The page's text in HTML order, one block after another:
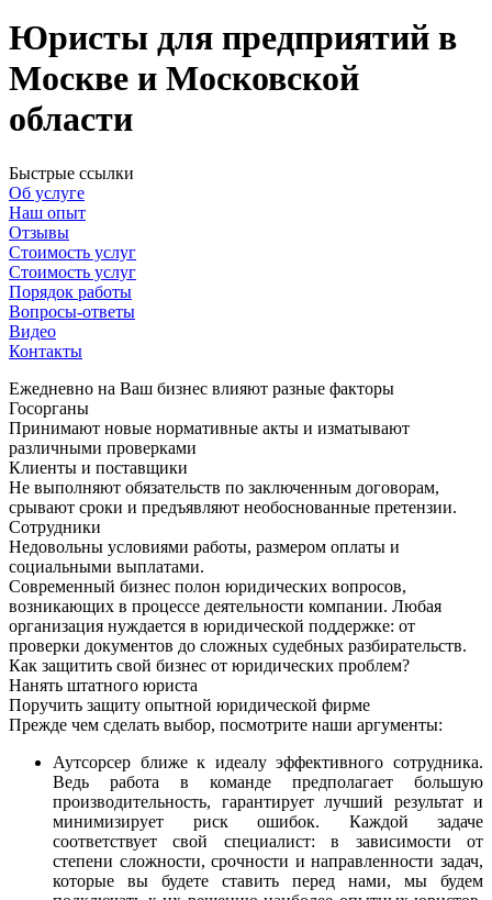
Юристы для предприятий в
Москве и Московской
области
Быстрые ссылки
Об услуге
Наш опыт
Отзывы
Стоимость услуг
Стоимость услуг
Порядок работы
Вопросы-ответы
Видео
Контакты
Ежедневно на Ваш бизнес влияют разные факторы
Госорганы
Принимают новые нормативные акты и изматывают
различными проверками
Клиенты и поставщики
Не выполняют обязательств по заключенным договорам,
срывают сроки и предъявляют необоснованные претензии.
Сотрудники
Недовольны условиями работы, размером оплаты и
социальными выплатами.
Современный бизнес полон юридических вопросов,
возникающих в процессе деятельности компании. Любая
организация нуждается в юридической поддержке: от
проверки документов до сложных судебных разбирательств.
Как защитить свой бизнес от юридических проблем?
Нанять штатного юриста
Поручить защиту опытной юридической фирме
Прежде чем сделать выбор, посмотрите наши аргументы:
Аутсорсер ближе к идеалу эффективного сотрудника.
Ведь работа в команде предполагает большую
производительность, гарантирует лучший результат и
минимизирует риск ошибок. Каждой задаче
соответствует свой специалист: в зависимости от
степени сложности, срочности и направленности задач,
которые вы будете ставить перед нами, мы будем